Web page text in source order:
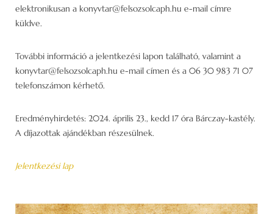
elektronikusan a konyvtar@felsozsolcaph.hu e-mail címre
küldve.
További információ a jelentkezési lapon található, valamint a
konyvtar@felsozsolcaph.hu e-mail címen és a 06 30 983 71 07
telefonszámon kérhető.
Eredményhirdetés: 2024. április 23., kedd 17 óra Bárczay-kastély.
A díjazottak ajándékban részesülnek.
Jelentkezési lap